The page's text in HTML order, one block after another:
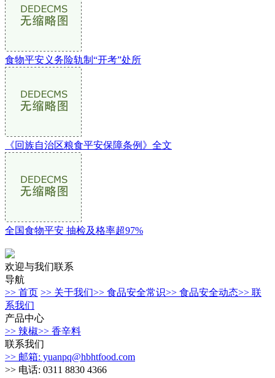
食物平安义务险轨制“开考”处所
《回族自治区粮食平安保障条例》全文
全国食物平安 抽检及格率超97%
欢迎与我们联系
导航
>> 首页 >> 关于我们>> 食品安全常识>> 食品安全动态>> 联
系我们
产品中心
>> 辣椒>> 香辛料
联系我们
>> 邮箱: yuanpq@hbhtfood.com
>> 电话: 0311 8830 4366